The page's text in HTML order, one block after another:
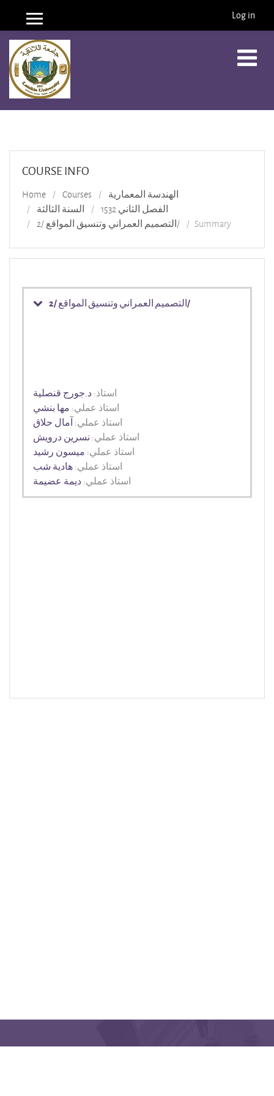
Skip to main content
Side panel Log in
COURSE INFO
Home Courses
الهندسة المعمارية
السنة الثالثة
الفصل الثاني 1532
التصميم العمراني وتنسيق المواقع /2/
Summary
التصميم العمراني وتنسيق المواقع /2/
استاذ: د.جورج قنصلية
استاذ عملي: مها بنشي
استاذ عملي: آمال حلاق
استاذ عملي: نسرين درويش
استاذ عملي: ميسون رشيد
استاذ عملي: هادية شب
استاذ عملي: ديمة عضيمة